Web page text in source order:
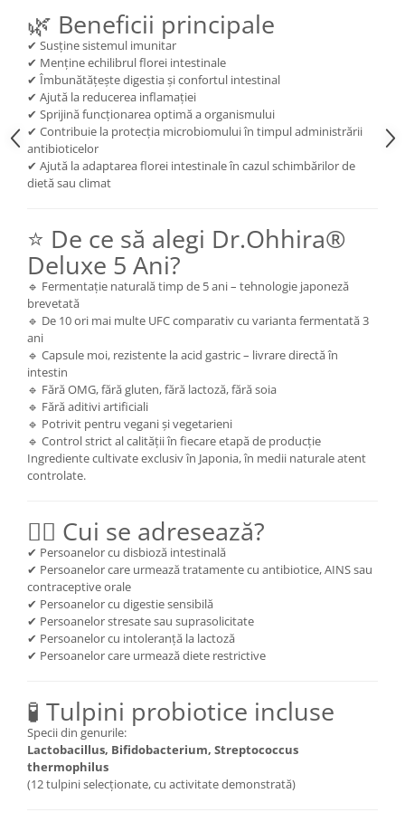
Cătină
Chlorella
Colina
Electroliti
Produse Apicole
Cacao
🌿 Beneficii principale
✔ Susține sistemul imunitar
✔ Menține echilibrul florei intestinale
✔ Îmbunătățește digestia și confortul intestinal
✔ Ajută la reducerea inflamației
✔ Sprijină funcționarea optimă a organismului
✔ Contribuie la protecția microbiomului în timpul administrării
antibioticelor
✔ Ajută la adaptarea florei intestinale în cazul schimbărilor de
dietă sau climat
⭐ De ce să alegi Dr.Ohhira®
Deluxe 5 Ani?
🔹 Fermentație naturală timp de 5 ani – tehnologie japoneză
brevetată
🔹 De 10 ori mai multe UFC comparativ cu varianta fermentată 3
ani
🔹 Capsule moi, rezistente la acid gastric – livrare directă în
intestin
🔹 Fără OMG, fără gluten, fără lactoză, fără soia
🔹 Fără aditivi artificiali
🔹 Potrivit pentru vegani și vegetarieni
🔹 Control strict al calității în fiecare etapă de producție
Ingrediente cultivate exclusiv în Japonia, în medii naturale atent
controlate.
👩‍⚕️ Cui se adresează?
✔ Persoanelor cu disbioză intestinală
✔ Persoanelor care urmează tratamente cu antibiotice, AINS sau
contraceptive orale
✔ Persoanelor cu digestie sensibilă
✔ Persoanelor stresate sau suprasolicitate
✔ Persoanelor cu intoleranță la lactoză
✔ Persoanelor care urmează diete restrictive
🧪 Tulpini probiotice incluse
Specii din genurile:
Lactobacillus, Bifidobacterium, Streptococcus
thermophilus
(12 tulpini selecționate, cu activitate demonstrată)